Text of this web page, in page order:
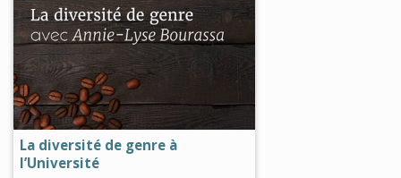
0
seconds
of
0
seconds
La diversité de genre à
l’Université